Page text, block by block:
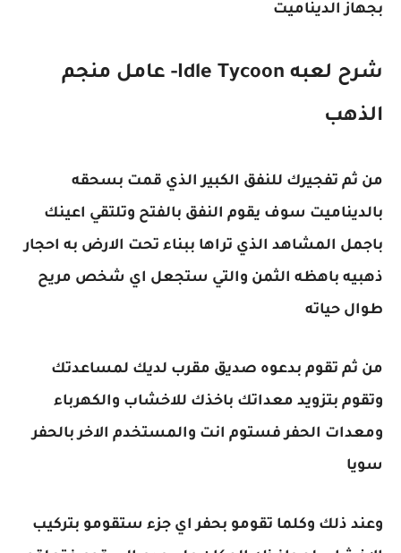
بجهاز الديناميت
شرح لعبه Idle Tycoon- عامل منجم
الذهب
من ثم تفجيرك للنفق الكبير الذي قمت بسحقه
بالديناميت سوف يقوم النفق بالفتح وتلتقي اعينك
باجمل المشاهد الذي تراها ببناء تحت الارض به احجار
ذهبيه باهظه الثمن والتي ستجعل اي شخص مريح
طوال حياته
من ثم تقوم بدعوه صديق مقرب لديك لمساعدتك
وتقوم بتزويد معداتك باخذك للاخشاب والكهرباء
ومعدات الحفر فستوم انت والمستخدم الاخر بالحفر
سويا
وعند ذلك وكلما تقومو بحفر اي جزء ستقومو بتركيب